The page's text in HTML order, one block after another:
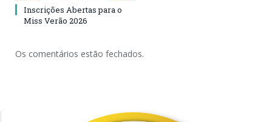
Inscrições Abertas para o
Miss Verão 2026
Os comentários estão fechados.